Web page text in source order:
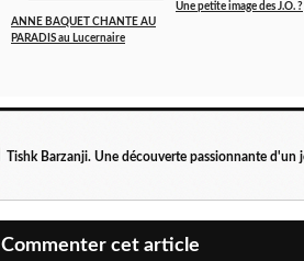
ANNE BAQUET CHANTE AU
PARADIS au Lucernaire
Une petite image des J.O. ?
Commenter cet article